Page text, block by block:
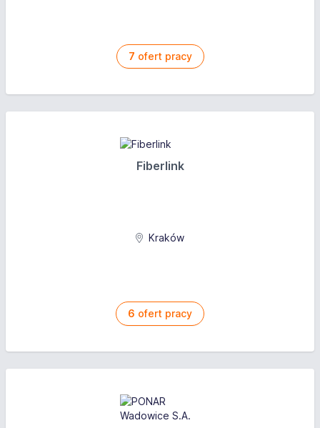
7 ofert pracy
Fiberlink
Kraków
6 ofert pracy